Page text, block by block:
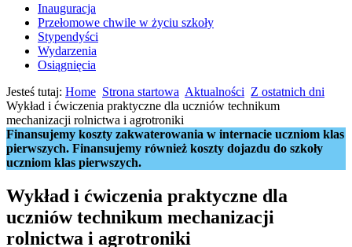
Inauguracja
Przełomowe chwile w życiu szkoły
Stypendyści
Wydarzenia
Osiągnięcia
Jesteś tutaj: Home Strona startowa Aktualności Z ostatnich dni
Wykład i ćwiczenia praktyczne dla uczniów technikum
mechanizacji rolnictwa i agrotroniki
Finansujemy koszty zakwaterowania w internacie uczniom klas
pierwszych. Finansujemy również koszty dojazdu do szkoły
uczniom klas pierwszych.
Wykład i ćwiczenia praktyczne dla
uczniów technikum mechanizacji
rolnictwa i agrotroniki